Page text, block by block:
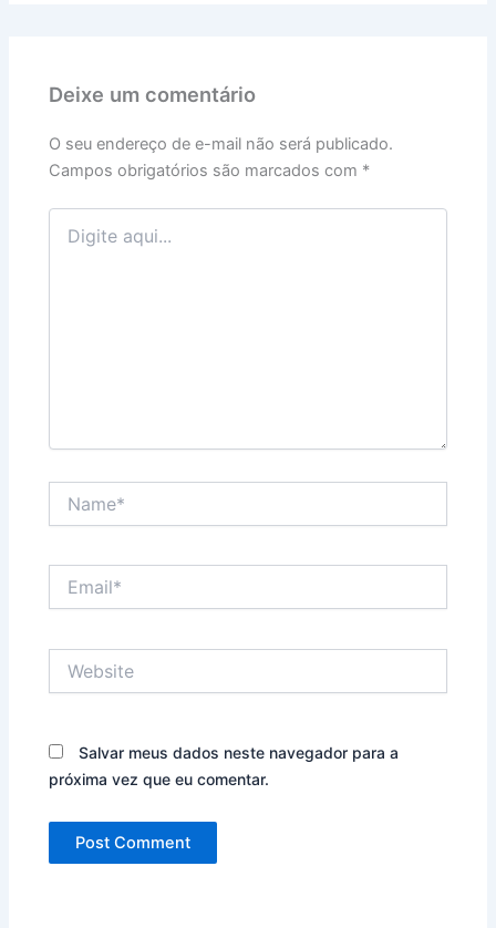
Deixe um comentário
O seu endereço de e-mail não será publicado.
Campos obrigatórios são marcados com *
Digite
aqui...
Salvar meus dados neste navegador para a
próxima vez que eu comentar.